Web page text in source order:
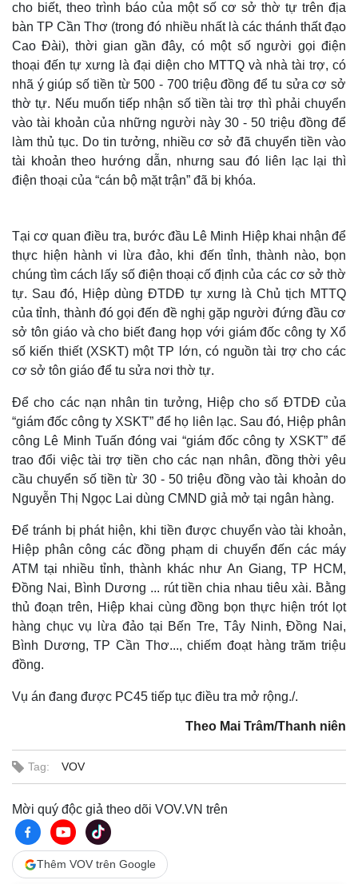
Thế giới
Quan sát
Cuộc sống đó đây
Hồ sơ
Multimedia
Video
Ảnh
E-Magazine
cho biết, theo trình báo của một số cơ sở thờ tự trên địa
bàn TP Cần Thơ (trong đó nhiều nhất là các thánh thất đạo
Cao Đài), thời gian gần đây, có một số người gọi điện
thoại đến tự xưng là đại diện cho MTTQ và nhà tài trợ, có
nhã ý giúp số tiền từ 500 - 700 triệu đồng để tu sửa cơ sở
thờ tự. Nếu muốn tiếp nhận số tiền tài trợ thì phải chuyển
vào tài khoản của những người này 30 - 50 triệu đồng để
làm thủ tục. Do tin tưởng, nhiều cơ sở đã chuyển tiền vào
tài khoản theo hướng dẫn, nhưng sau đó liên lạc lại thì
điện thoại của “cán bộ mặt trận” đã bị khóa.
Tại cơ quan điều tra, bước đầu Lê Minh Hiệp khai nhận để
thực hiện hành vi lừa đảo, khi đến tỉnh, thành nào, bọn
chúng tìm cách lấy số điện thoại cố định của các cơ sở thờ
tự. Sau đó, Hiệp dùng ĐTDĐ tự xưng là Chủ tịch MTTQ
của tỉnh, thành đó gọi đến đề nghị gặp người đứng đầu cơ
sở tôn giáo và cho biết đang họp với giám đốc công ty Xổ
số kiến thiết (XSKT) một TP lớn, có nguồn tài trợ cho các
cơ sở tôn giáo để tu sửa nơi thờ tự.
Để cho các nạn nhân tin tưởng, Hiệp cho số ĐTDĐ của
“giám đốc công ty XSKT” để họ liên lạc. Sau đó, Hiệp phân
công Lê Minh Tuấn đóng vai “giám đốc công ty XSKT” để
trao đổi việc tài trợ tiền cho các nạn nhân, đồng thời yêu
cầu chuyển số tiền từ 30 - 50 triệu đồng vào tài khoản do
Nguyễn Thị Ngọc Lai dùng CMND giả mở tại ngân hàng.
Để tránh bị phát hiện, khi tiền được chuyển vào tài khoản,
Hiệp phân công các đồng phạm di chuyển đến các máy
ATM tại nhiều tỉnh, thành khác như An Giang, TP HCM,
Đồng Nai, Bình Dương ... rút tiền chia nhau tiêu xài. Bằng
thủ đoạn trên, Hiệp khai cùng đồng bọn thực hiện trót lọt
hàng chục vụ lừa đảo tại Bến Tre, Tây Ninh, Đồng Nai,
Bình Dương, TP Cần Thơ..., chiếm đoạt hàng trăm triệu
đồng.
Vụ án đang được PC45 tiếp tục điều tra mở rộng./.
Theo Mai Trâm/Thanh niên
Tag: VOV
Mời quý độc giả theo dõi VOV.VN trên
Thêm VOV trên Google